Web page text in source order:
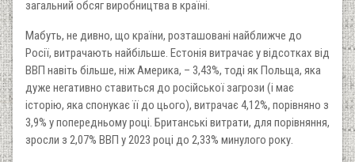
загальний обсяг виробництва в країні.
Мабуть, не дивно, що країни, розташовані найближче до
Росії, витрачають найбільше. Естонія витрачає у відсотках від
ВВП навіть більше, ніж Америка, – 3,43%, тоді як Польща, яка
дуже негативно ставиться до російської загрози (і має
історію, яка спонукає її до цього), витрачає 4,12%, порівняно з
3,9% у попередньому році. Британські витрати, для порівняння,
зросли з 2,07% ВВП у 2023 році до 2,33% минулого року.